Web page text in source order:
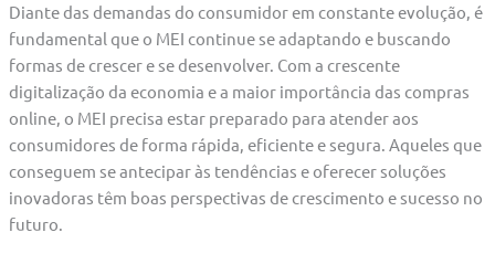
Diante das demandas do consumidor em constante evolução, é
fundamental que o MEI continue se adaptando e buscando
formas de crescer e se desenvolver. Com a crescente
digitalização da economia e a maior importância das compras
online, o MEI precisa estar preparado para atender aos
consumidores de forma rápida, eficiente e segura. Aqueles que
conseguem se antecipar às tendências e oferecer soluções
inovadoras têm boas perspectivas de crescimento e sucesso no
futuro.